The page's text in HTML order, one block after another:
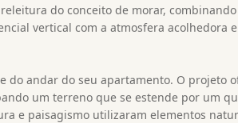
do conceito de morar,
vertical com a atmosfera acolhedora
do andar do seu apartamento. O projeto
um terreno que se estende por um
e paisagismo utilizaram elementos